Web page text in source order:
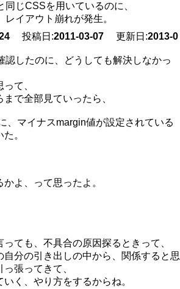
投稿日:2011-03-07 更新日:2013-0
同じCSSを用いているのに、
レイアウト崩れが発生。
認したのに、どうしても解決しなかっ
て、
で全部見ていったら、
、マイナスmargin値が設定されている
。
よ、って思ったよ。
っても、不具合の原因探るときって、
自分の引き出しの中から、関係すると思
張ってきて、
く、やり方をするからね。